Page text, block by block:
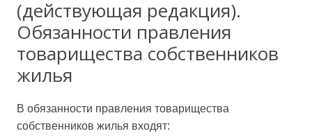
(действующая редакция).
Обязанности правления
товарищества собственников
жилья
В обязанности правления товарищества
собственников жилья входят: